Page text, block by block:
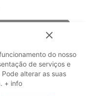
close
do nosso
de serviços e
alterar as suas
+ info